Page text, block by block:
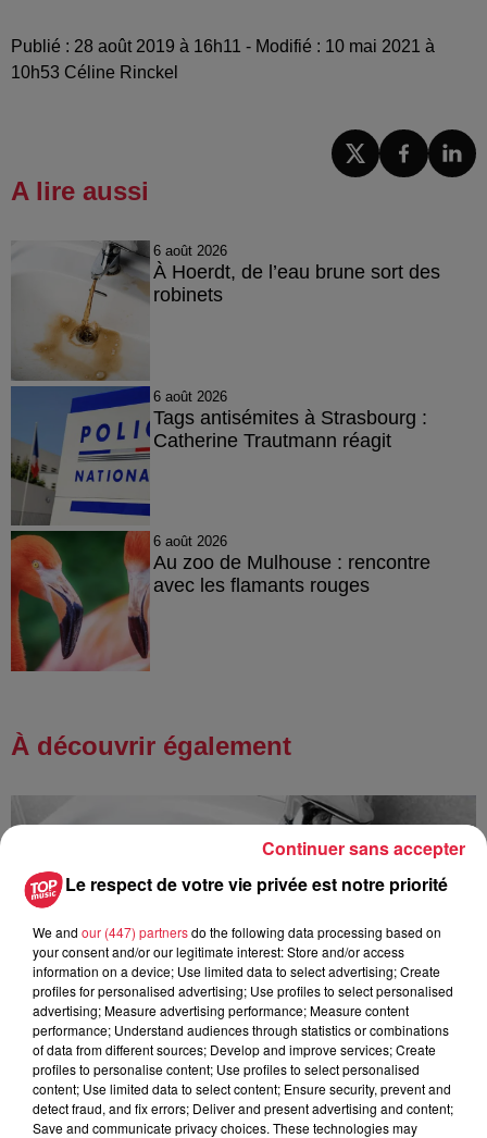
Publié : 28 août 2019 à 16h11 - Modifié : 10 mai 2021 à
10h53 Céline Rinckel
A lire aussi
6 août 2026
À Hoerdt, de l’eau brune sort des
robinets
6 août 2026
Tags antisémites à Strasbourg :
Catherine Trautmann réagit
6 août 2026
Au zoo de Mulhouse : rencontre
avec les flamants rouges
À découvrir également
Le respect de votre vie privée est notre priorité
We and our (447) partnersdo the following data processing based on
your consent and/or our legitimate interest: Store and/or access
information on a device; Use limited data to select advertising; Create
profiles for personalised advertising; Use profiles to select personalised
advertising; Measure advertising performance; Measure content
performance; Understand audiences through statistics or combinations
of data from different sources; Develop and improve services; Create
profiles to personalise content; Use profiles to select personalised
content; Use limited data to select content; Ensure security, prevent and
detect fraud, and fix errors; Deliver and present advertising and content;
Save and communicate privacy choices. These technologies may
Continuer sans accepter